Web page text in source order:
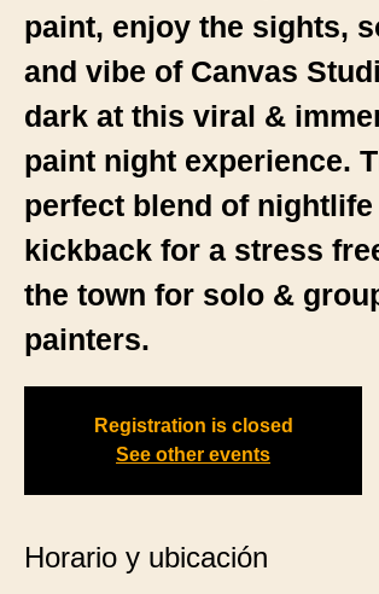
paint, enjoy the sights,
and vibe of Canvas
dark at this viral &
paint night experience.
perfect blend of nightlife
kickback for a stress
the town for solo &
painters.
Registration is closed
See other events
Horario y ubicación